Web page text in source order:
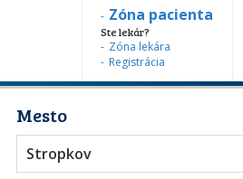
Zóna pacienta
Ste lekár?
Zóna lekára
Registrácia
Mesto
Stropkov